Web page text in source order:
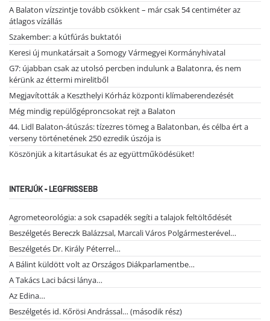
A Balaton vízszintje tovább csökkent – már csak 54 centiméter az
átlagos vízállás
Szakember: a kútfúrás buktatói
Keresi új munkatársait a Somogy Vármegyei Kormányhivatal
G7: újabban csak az utolsó percben indulunk a Balatonra, és nem
kérünk az éttermi mirelitből
Megjavították a Keszthelyi Kórház központi klímaberendezését
Még mindig repülőgéproncsokat rejt a Balaton
44. Lidl Balaton-átúszás: tízezres tömeg a Balatonban, és célba ért a
verseny történetének 250 ezredik úszója is
Köszönjük a kitartásukat és az együttműködésüket!
INTERJÚK - LEGFRISSEBB
Agrometeorológia: a sok csapadék segíti a talajok feltöltődését
Beszélgetés Bereczk Balázzsal, Marcali Város Polgármesterével…
Beszélgetés Dr. Király Péterrel…
A Bálint küldött volt az Országos Diákparlamentbe…
A Takács Laci bácsi lánya…
Az Edina…
Beszélgetés id. Kőrösi Andrással… (második rész)